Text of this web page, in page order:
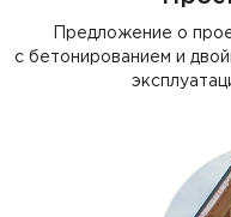
Предложение о
с бетонированием и